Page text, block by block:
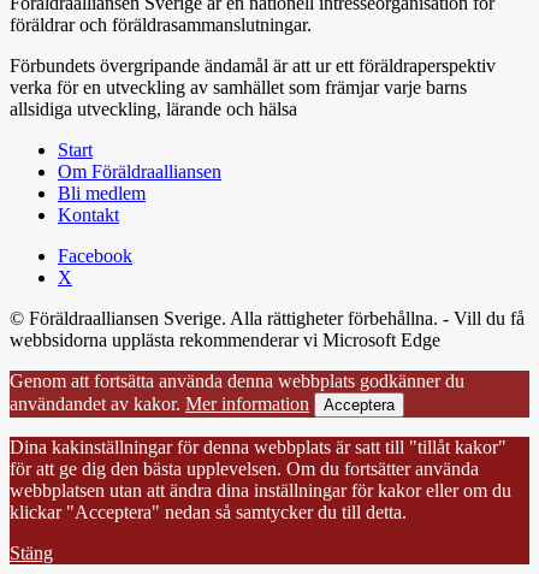
föräldrar och föräldrasammanslutningar.
Förbundets övergripande ändamål är att ur ett föräldraperspektiv
verka för en utveckling av samhället som främjar varje barns
allsidiga utveckling, lärande och hälsa
Start
Om Föräldraalliansen
Bli medlem
Kontakt
Facebook
X
© Föräldraalliansen Sverige. Alla rättigheter förbehållna. - Vill du få
webbsidorna upplästa rekommenderar vi Microsoft Edge
Genom att fortsätta använda denna webbplats godkänner du
användandet av kakor. Mer information Acceptera
Dina kakinställningar för denna webbplats är satt till "tillåt kakor"
för att ge dig den bästa upplevelsen. Om du fortsätter använda
webbplatsen utan att ändra dina inställningar för kakor eller om du
klickar "Acceptera" nedan så samtycker du till detta.
Stäng